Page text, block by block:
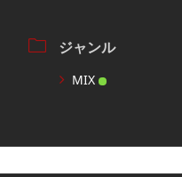
ジャンル
MIX